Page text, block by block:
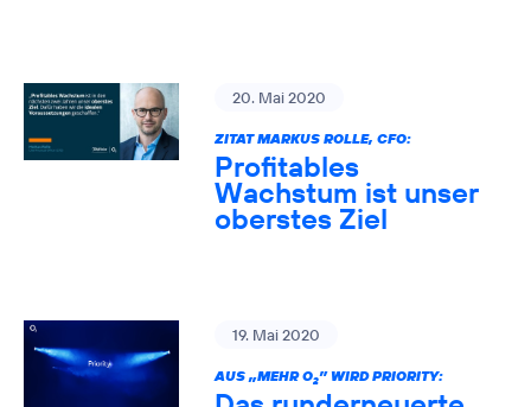
20. Mai 2020
ZITAT MARKUS ROLLE, CFO:
Profitables
Wachstum ist unser
oberstes Ziel
19. Mai 2020
AUS „MEHR O2” WIRD PRIORITY: